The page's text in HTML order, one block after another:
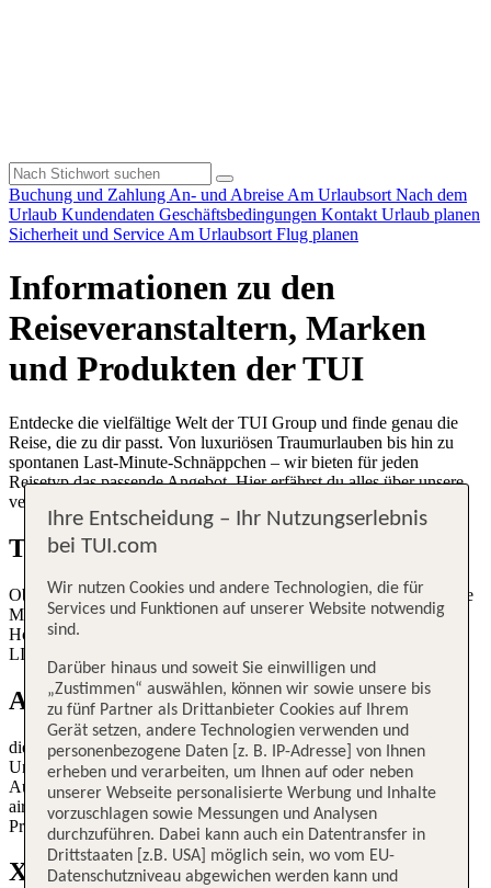
Buchung und Zahlung An- und Abreise Am Urlaubsort Nach dem
Urlaub Kundendaten Geschäftsbedingungen Kontakt Urlaub planen
Sicherheit und Service Am Urlaubsort Flug planen
Informationen zu den
Reiseveranstaltern, Marken
und Produkten der TUI
Entdecke die vielfältige Welt der TUI Group und finde genau die
Reise, die zu dir passt. Von luxuriösen Traumurlauben bis hin zu
spontanen Last-Minute-Schnäppchen – wir bieten für jeden
Reisetyp das passende Angebot. Hier erfährst du alles über unsere
verschiedenen Marken und ihre besonderen Stärken.
TUI
Ob Naturliebhabende, Ruhesuchende, Städte- oder Strandfans - die
Marke TUI hat für alle die passende Reise im Angebot. Exklusive
Hotelmarken wie TUI BLUE, ROBINSON oder TUI MAGIC
LIFE sorgen für unvergessliche Urlaubsmomente.
Airtours
die Luxusreisemarke der TUI, schafft mit hochwertigen
Unterkünften und exzellentem Service einzigartige Erinnerungen.
Ausgewählte Hotels, maßgeschneiderte Individualreisen von
airtours private Travel, erstklassige Segelschiffe sowie Reisen in
Privatjets zählen zum Portfolio.
X-TUI
Ihre Entscheidung – Ihr Nutzungserlebnis
bei TUI.com
Wir nutzen Cookies und andere Technologien, die für
Services und Funktionen auf unserer Website notwendig
sind.
Darüber hinaus und soweit Sie einwilligen und
„Zustimmen“ auswählen, können wir sowie unsere bis
zu fünf Partner als Drittanbieter Cookies auf Ihrem
Gerät setzen, andere Technologien verwenden und
personenbezogene Daten [z. B. IP-Adresse] von Ihnen
erheben und verarbeiten, um Ihnen auf oder neben
unserer Webseite personalisierte Werbung und Inhalte
vorzuschlagen sowie Messungen und Analysen
durchzuführen. Dabei kann auch ein Datentransfer in
Drittstaaten [z.B. USA] möglich sein, wo vom EU-
Datenschutzniveau abgewichen werden kann und